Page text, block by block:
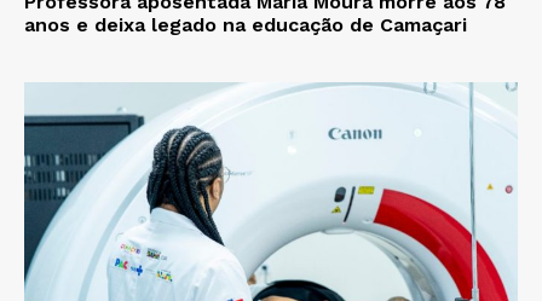
anos e deixa legado na educação de Camaçari